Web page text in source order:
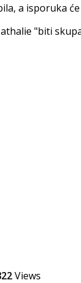
a isporuka
"biti
Views